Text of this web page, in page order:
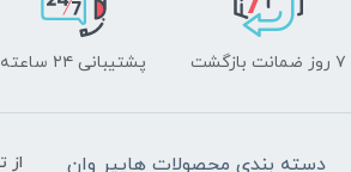
۷ روز ضمانت بازگشت پشتیبانی ۲۴ ساعته
دسته بندی محصولات هایپر وان از